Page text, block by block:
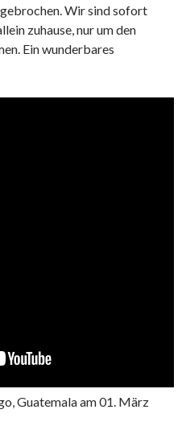
Wir sind sofort
zuhause, nur um den
Ein wunderbares
Guatemala am 01. März